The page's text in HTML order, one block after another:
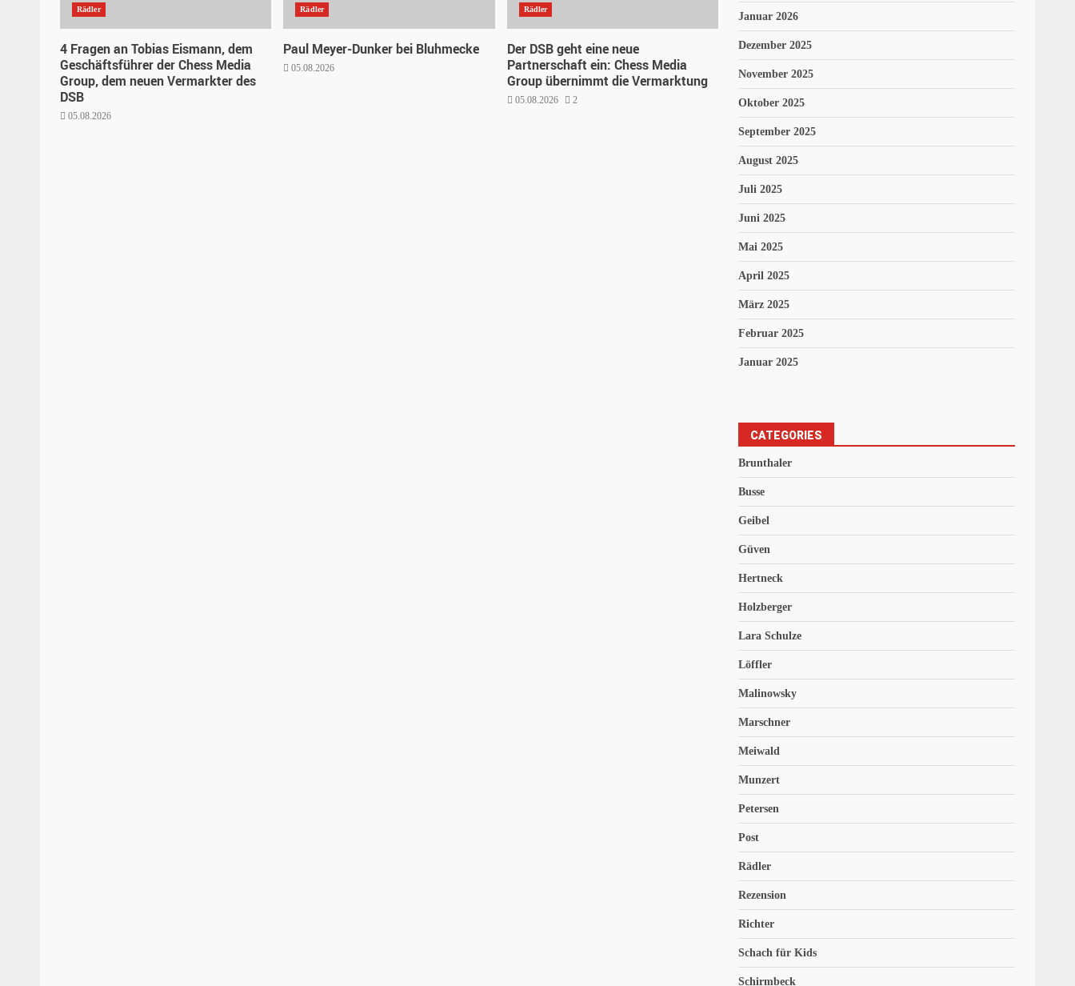
Rädler
4 Fragen an Tobias Eismann, dem
Geschäftsführer der Chess Media
Group, dem neuen Vermarkter des
DSB
05.08.2026
Rädler
Paul Meyer-Dunker bei Bluhmecke
05.08.2026
Rädler
Der DSB geht eine neue
Partnerschaft ein: Chess Media
Group übernimmt die Vermarktung
05.08.2026 2
Januar 2026
Dezember 2025
November 2025
Oktober 2025
September 2025
August 2025
Juli 2025
Juni 2025
Mai 2025
April 2025
März 2025
Februar 2025
Januar 2025
CATEGORIES
Brunthaler
Busse
Geibel
Güven
Hertneck
Holzberger
Lara Schulze
Löffler
Malinowsky
Marschner
Meiwald
Munzert
Petersen
Post
Rädler
Rezension
Richter
Schach für Kids
Schirmbeck